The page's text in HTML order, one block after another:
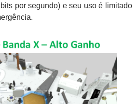
por segundo) e seu uso é limitado